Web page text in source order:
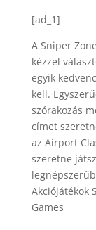
[ad_1]
A Sniper
kézzel
egyik
kell.
szórakozás
címet
az Airport
szeretne
Akciójátékok
Games